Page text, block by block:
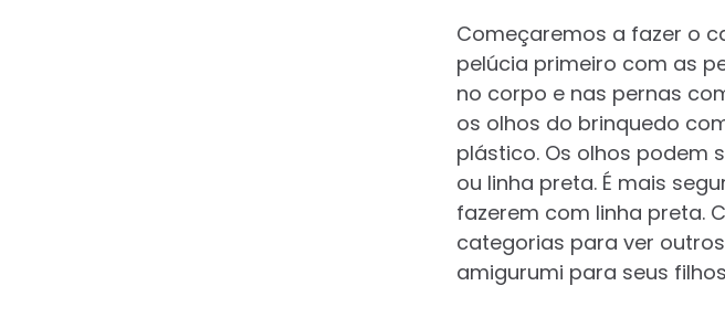
Começaremos a fazer o
pelúcia primeiro com as
no corpo e nas pernas
os olhos do brinquedo
plástico. Os olhos podem
ou linha preta. É mais
fazerem com linha preta.
categorias para ver
amigurumi para seus